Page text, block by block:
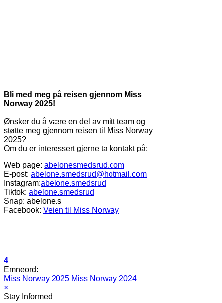
Bli med meg på reisen gjennom Miss
Norway 2025!
Ønsker du å være en del av mitt team og
støtte meg gjennom reisen til Miss Norway
2025?
Om du er interessert gjerne ta kontakt på:
Web page: abelonesmedsrud.com
E-post: abelone.smedsrud@hotmail.com
Instagram:abelone.smedsrud
Tiktok: abelone.smedsrud
Snap: abelone.s
Facebook: Veien til Miss Norway
4
Emneord:
Miss Norway 2025 Miss Norway 2024
×
Stay Informed